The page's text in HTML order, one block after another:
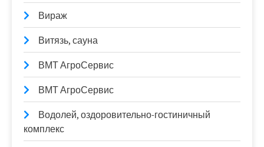
Вираж
Витязь, сауна
ВМТ АгроСервис
ВМТ АгроСервис
Водолей, оздоровительно-гостиничный
комплекс